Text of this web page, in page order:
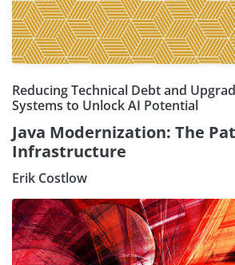
Reducing Technical Debt and
Systems to Unlock AI Potential
Java Modernization: The
Infrastructure
Erik Costlow